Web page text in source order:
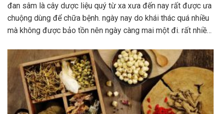
đan sâm là cây dược liệu quý từ xa xưa đến nay rất được ưa
chuộng dùng để chữa bệnh. ngày nay do khái thác quá nhiều
mà không được bảo tồn nên ngày càng mai một đi. rất nhiều